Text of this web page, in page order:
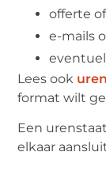
offerte
e-mails
Lees ook
format wilt
Een
elkaar